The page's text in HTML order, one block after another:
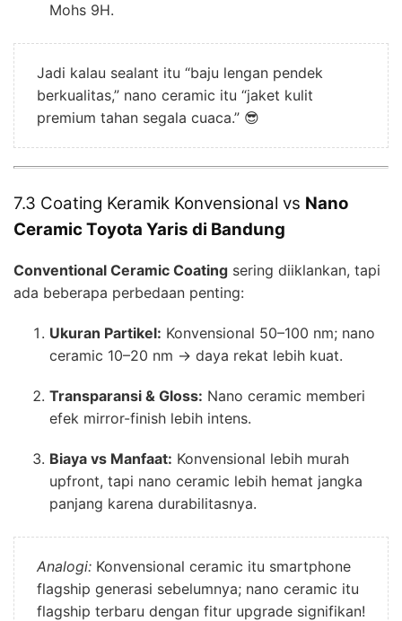
Mohs 9H.
Jadi kalau sealant itu “baju lengan pendek
berkualitas,” nano ceramic itu “jaket kulit
premium tahan segala cuaca.” 😎
7.3 Coating Keramik Konvensional vs Nano
Ceramic Toyota Yaris di Bandung
Conventional Ceramic Coating sering diiklankan, tapi
ada beberapa perbedaan penting:
Ukuran Partikel: Konvensional 50–100 nm; nano
ceramic 10–20 nm → daya rekat lebih kuat.
Transparansi & Gloss: Nano ceramic memberi
efek mirror-finish lebih intens.
Biaya vs Manfaat: Konvensional lebih murah
upfront, tapi nano ceramic lebih hemat jangka
panjang karena durabilitasnya.
Analogi: Konvensional ceramic itu smartphone
flagship generasi sebelumnya; nano ceramic itu
flagship terbaru dengan fitur upgrade signifikan!